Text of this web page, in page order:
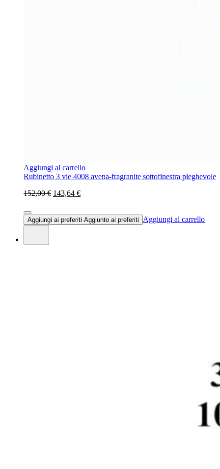
Aggiungi al carrello
Rubinetto 3 vie 4008 avena-fragranite sottofinestra pieghevole
152,00 € 143,64 €
Aggiungi ai preferiti Aggiunto ai preferiti Aggiungi al carrello